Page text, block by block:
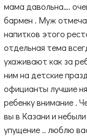
мама давольна….
бармен . Муж
напитков этого
отдельная тема
ухаживают как за
ним на детские
официанты лучшие
ребенку внимание .
вы в Казани и
упущение .. люблю